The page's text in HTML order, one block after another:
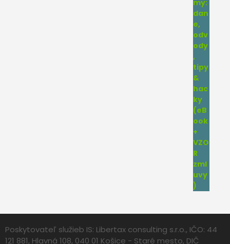
Poskytovateľ služieb IS: Libertax consulting s.r.o., IČO: 44
121 881, Hlavná 108, 040 01 Košice - Staré mesto, DIČ